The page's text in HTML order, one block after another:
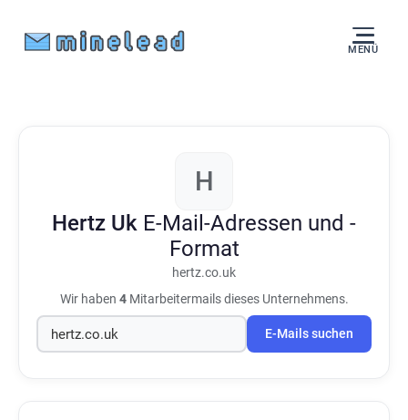
MENÜ
H
Hertz Uk E-Mail-Adressen und -
Format
hertz.co.uk
Wir haben 4Mitarbeitermails dieses Unternehmens.
E-Mails suchen